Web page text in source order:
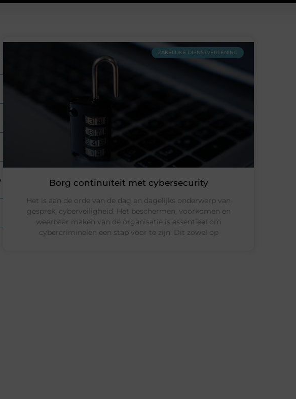
ZAKELIJKE DIENSTVERLENING
Borg continuïteit met cybersecurity
Het is aan de orde van de dag en dagelijks onderwerp van
gesprek; cyberveiligheid. Het beschermen, voorkomen en
weerbaar maken van de organisatie is essentieel om
cybercriminelen een stap voor te zijn. Dit zowel op